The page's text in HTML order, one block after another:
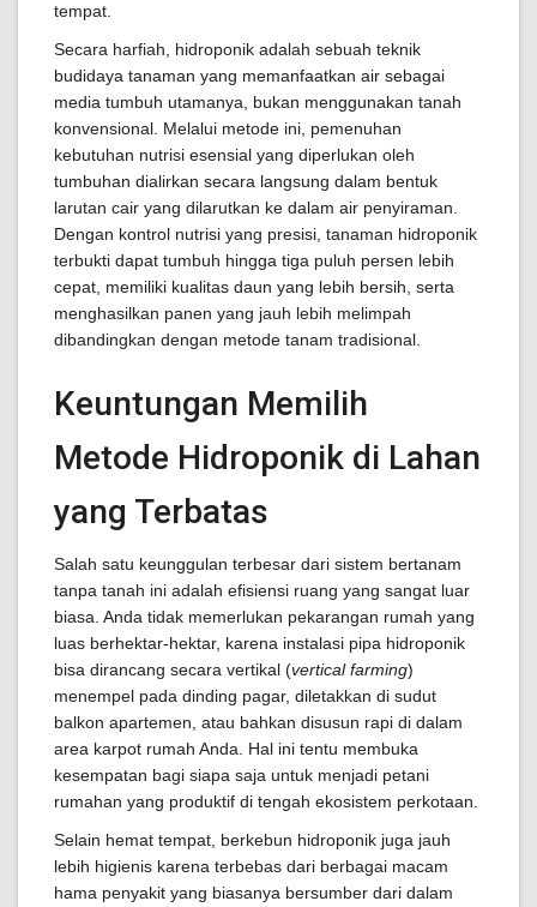
tempat.
Secara harfiah, hidroponik adalah sebuah teknik
budidaya tanaman yang memanfaatkan air sebagai
media tumbuh utamanya, bukan menggunakan tanah
konvensional. Melalui metode ini, pemenuhan
kebutuhan nutrisi esensial yang diperlukan oleh
tumbuhan dialirkan secara langsung dalam bentuk
larutan cair yang dilarutkan ke dalam air penyiraman.
Dengan kontrol nutrisi yang presisi, tanaman hidroponik
terbukti dapat tumbuh hingga tiga puluh persen lebih
cepat, memiliki kualitas daun yang lebih bersih, serta
menghasilkan panen yang jauh lebih melimpah
dibandingkan dengan metode tanam tradisional.
Keuntungan Memilih
Metode Hidroponik di Lahan
yang Terbatas
Salah satu keunggulan terbesar dari sistem bertanam
tanpa tanah ini adalah efisiensi ruang yang sangat luar
biasa. Anda tidak memerlukan pekarangan rumah yang
luas berhektar-hektar, karena instalasi pipa hidroponik
bisa dirancang secara vertikal (vertical farming)
menempel pada dinding pagar, diletakkan di sudut
balkon apartemen, atau bahkan disusun rapi di dalam
area karpot rumah Anda. Hal ini tentu membuka
kesempatan bagi siapa saja untuk menjadi petani
rumahan yang produktif di tengah ekosistem perkotaan.
Selain hemat tempat, berkebun hidroponik juga jauh
lebih higienis karena terbebas dari berbagai macam
hama penyakit yang biasanya bersumber dari dalam